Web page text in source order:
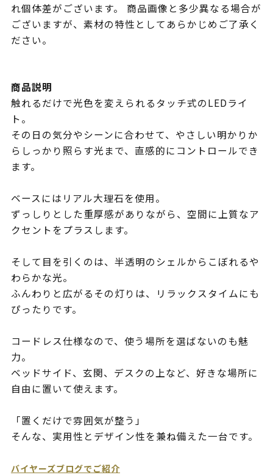
れ個体差がございます。 商品画像と多少異なる場合が
ございますが、素材の特性としてあらかじめご了承く
ださい。
商品説明
触れるだけで光色を変えられるタッチ式のLEDライ
ト。
その日の気分やシーンに合わせて、やさしい明かりか
らしっかり照らす光まで、直感的にコントロールでき
ます。
ベースにはリアル大理石を使用。
ずっしりとした重厚感がありながら、空間に上質なア
クセントをプラスします。
そして目を引くのは、半透明のシェルからこぼれるや
わらかな光。
ふんわりと広がるその灯りは、リラックスタイムにも
ぴったりです。
コードレス仕様なので、使う場所を選ばないのも魅
力。
ベッドサイド、玄関、デスクの上など、好きな場所に
自由に置いて使えます。
「置くだけで雰囲気が整う」
そんな、実用性とデザイン性を兼ね備えた一台です。
バイヤーズブログでご紹介